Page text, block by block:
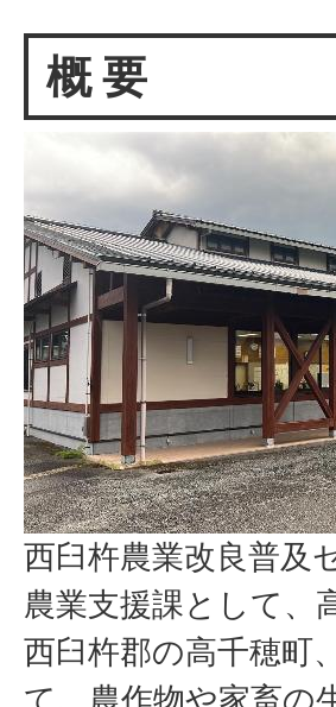
概 要
西臼杵農業改良普及
農業支援課として、
西臼杵郡の高千穂町